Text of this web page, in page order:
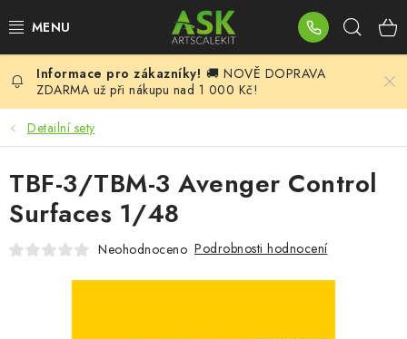
na
BLOG
SUMMER DAYS
WARHAMMER
ASK PRODUKTY
🚚 NOVĚ DOPRAVA
ZDARMA už při nákupu nad 1 000 Kč!
Detailní sety
TBF-3/TBM-3 Avenger Control
Surfaces 1/48
Neohodnoceno Podrobnosti hodnocení